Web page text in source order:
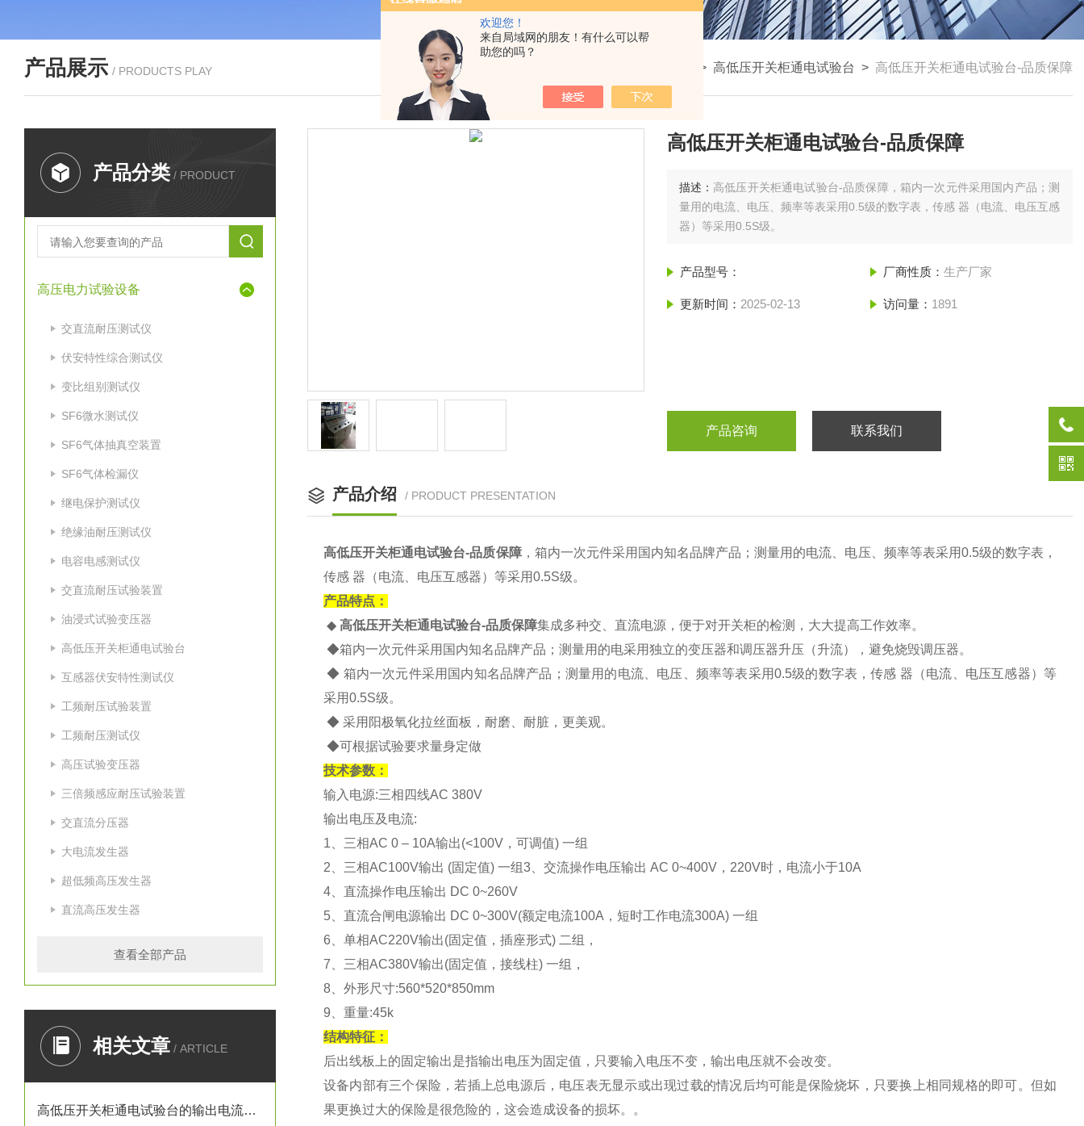
欢迎您！
来自局域网的朋友！有什么可以帮
助您的吗？
产品展示 / PRODUCTS PLAY 我的位置： > 高低压开关柜通电试验台 > 高低压开关柜通电试验台-品质保障
产品分类 / PRODUCT
高压电力试验设备
交直流耐压测试仪
伏安特性综合测试仪
变比组别测试仪
SF6微水测试仪
SF6气体抽真空装置
SF6气体检漏仪
继电保护测试仪
绝缘油耐压测试仪
电容电感测试仪
交直流耐压试验装置
油浸式试验变压器
高低压开关柜通电试验台
互感器伏安特性测试仪
工频耐压试验装置
工频耐压测试仪
高压试验变压器
三倍频感应耐压试验装置
交直流分压器
大电流发生器
超低频高压发生器
直流高压发生器
查看全部产品
相关文章 / ARTICLE
高低压开关柜通电试验台的输出电流精度是多少？
高低压开关柜通电试验台-品质保障
描述： 高低压开关柜通电试验台-品质保障，箱内一次元件采用国内产品；测
量用的电流、电压、频率等表采用0.5级的数字表，传感 器（电流、电压互感
器）等采用0.5S级。
产品型号： 厂商性质： 生产厂家
更新时间： 2025-02-13 访问量： 1891
产品咨询 联系我们
产品介绍 / PRODUCT PRESENTATION
高低压开关柜通电试验台-品质保障，箱内一次元件采用国内知名品牌产品；测量用的电流、电压、频率等表采用0.5级的数字表，
传感 器（电流、电压互感器）等采用0.5S级。
产品特点：
◆ 高低压开关柜通电试验台-品质保障集成多种交、直流电源，便于对开关柜的检测，大大提高工作效率。
◆箱内一次元件采用国内知名品牌产品；测量用的电采用独立的变压器和调压器升压（升流），避免烧毁调压器。
◆ 箱内一次元件采用国内知名品牌产品；测量用的电流、电压、频率等表采用0.5级的数字表，传感 器（电流、电压互感器）等
采用0.5S级。
◆ 采用阳极氧化拉丝面板，耐磨、耐脏，更美观。
◆可根据试验要求量身定做
技术参数：
输入电源:三相四线AC 380V
输出电压及电流:
1、三相AC 0 – 10A输出(<100V，可调值) 一组
2、三相AC100V输出 (固定值) 一组3、交流操作电压输出 AC 0~400V，220V时，电流小于10A
4、直流操作电压输出 DC 0~260V
5、直流合闸电源输出 DC 0~300V(额定电流100A，短时工作电流300A) 一组
6、单相AC220V输出(固定值，插座形式) 二组，
7、三相AC380V输出(固定值，接线柱) 一组，
8、外形尺寸:560*520*850mm
9、重量:45k
结构特征：
后出线板上的固定输出是指输出电压为固定值，只要输入电压不变，输出电压就不会改变。
设备内部有三个保险，若插上总电源后，电压表无显示或出现过载的情况后均可能是保险烧坏，只要换上相同规格的即可。但如
果更换过大的保险是很危险的，这会造成设备的损坏。。